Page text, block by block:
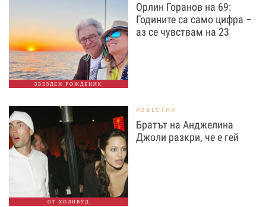
ЗВЕЗДЕН РОЖДЕНИК
Орлин Горанов на 69:
Годините са само цифра –
аз се чувствам на 23
ОТ ХОЛИВУД
ИЗВЕСТНИ
Братът на Анджелина
Джоли разкри, че е гей